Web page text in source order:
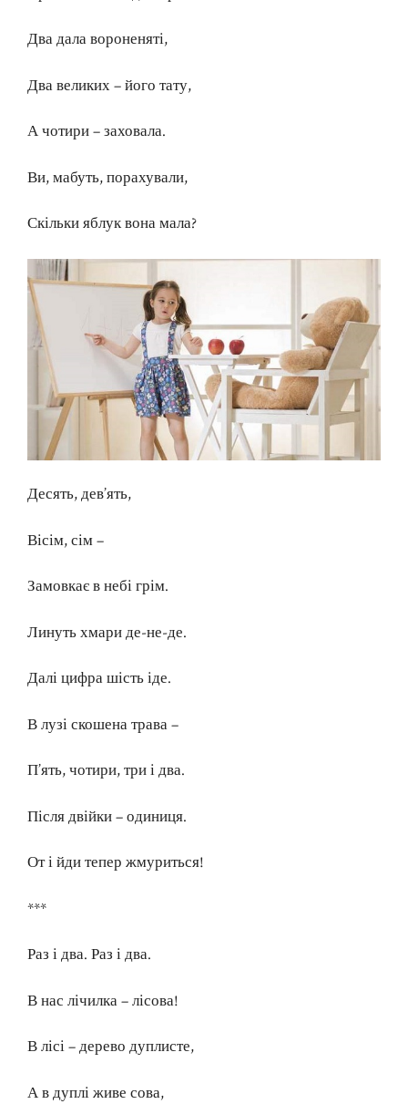
Два дала вороненяті,
Два великих – його тату,
А чотири – заховала.
Ви, мабуть, порахували,
Скільки яблук вона мала?
Десять, дев’ять,
Вісім, сім –
Замовкає в небі грім.
Линуть хмари де-не-де.
Далі цифра шість іде.
В лузі скошена трава –
П’ять, чотири, три і два.
Після двійки – одиниця.
От і йди тепер жмуриться!
***
Раз і два. Раз і два.
В нас лічилка – лісова!
В лісі – дерево дуплисте,
А в дуплі живе сова,